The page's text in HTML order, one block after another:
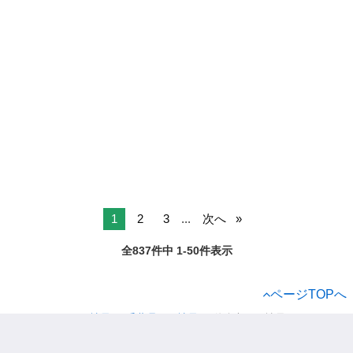
1 2 3 ... 次へ
全837件中 1-50件表示
ページTOPへ
正社員 千葉県の正社員 佐倉市の正社員